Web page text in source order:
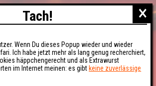
×
Tach!
Wenn Du dieses Popup wieder und wieder
Ich habe jetzt mehr als lang genug recherchiert,
häppchengerecht und als Extrawurst
im Internet meinen: es gibt keine zuverlässige